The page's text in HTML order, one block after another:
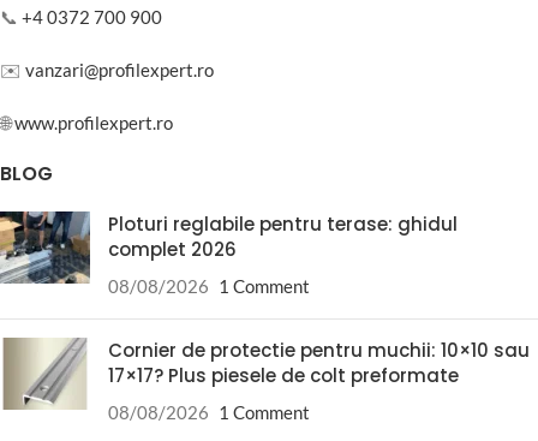
📞 +4 0372 700 900
✉️ vanzari@profilexpert.ro
🌐www.profilexpert.ro
BLOG
Ploturi reglabile pentru terase: ghidul
complet 2026
08/08/2026 1 Comment
Cornier de protectie pentru muchii: 10×10 sau
17×17? Plus piesele de colt preformate
08/08/2026 1 Comment